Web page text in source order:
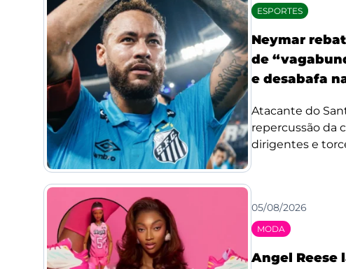
ESPORTES
Neymar
de
e desabafa
Atacante do
repercussão da
dirigentes e
05/08/2026
MODA
Angel Reese